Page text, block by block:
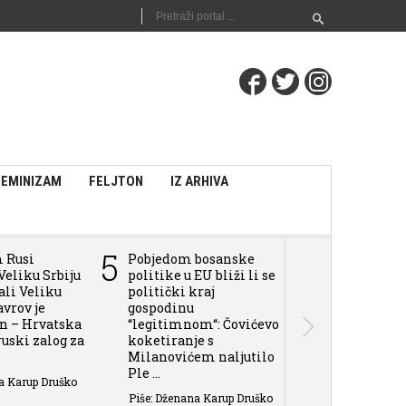
FELJTON IZ ARHIVA
Rusi
Srbiju
Veliku
je
– Hrvatska
zalog za
Karup Druško
5
Pobjedom bosanske
politike u EU bliži li se
politički kraj
gospodinu
“legitimnom“: Čovićevo
koketiranje s
Milanovićem naljutilo
Ple ...
Piše: Dženana Karup Druško